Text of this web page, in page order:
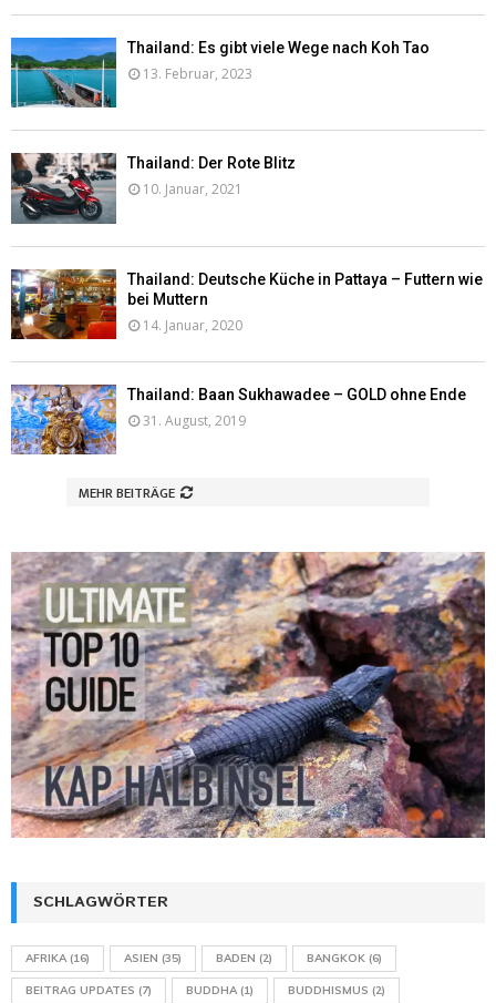
Thailand: Es gibt viele Wege nach Koh Tao
13. Februar, 2023
Thailand: Der Rote Blitz
10. Januar, 2021
Thailand: Deutsche Küche in Pattaya – Futtern wie
bei Muttern
14. Januar, 2020
Thailand: Baan Sukhawadee – GOLD ohne Ende
31. August, 2019
MEHR BEITRÄGE
SCHLAGWÖRTER
AFRIKA(16) ASIEN (35) BADEN (2) BANGKOK (6)
BEITRAG UPDATES (7) BUDDHA(1) BUDDHISMUS (2)